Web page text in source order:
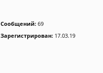
Сообщений: 69
Зарегистрирован: 17.03.19